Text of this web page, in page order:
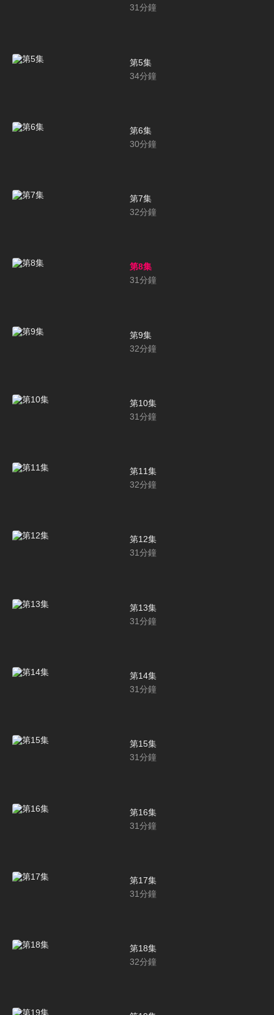
31分鐘
第5集
34分鐘
第6集
30分鐘
第7集
32分鐘
第8集
31分鐘
第9集
32分鐘
第10集
31分鐘
第11集
32分鐘
第12集
31分鐘
第13集
31分鐘
第14集
31分鐘
第15集
31分鐘
第16集
31分鐘
第17集
31分鐘
第18集
32分鐘